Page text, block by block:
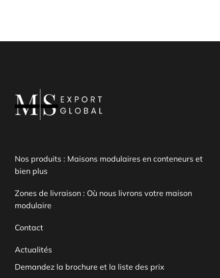
Nos produits : Maisons modulaires en conteneurs et
bien plus
Zones de livraison : Où nous livrons votre maison
modulaire
Contact
Actualités
Demandez la brochure et la liste des prix